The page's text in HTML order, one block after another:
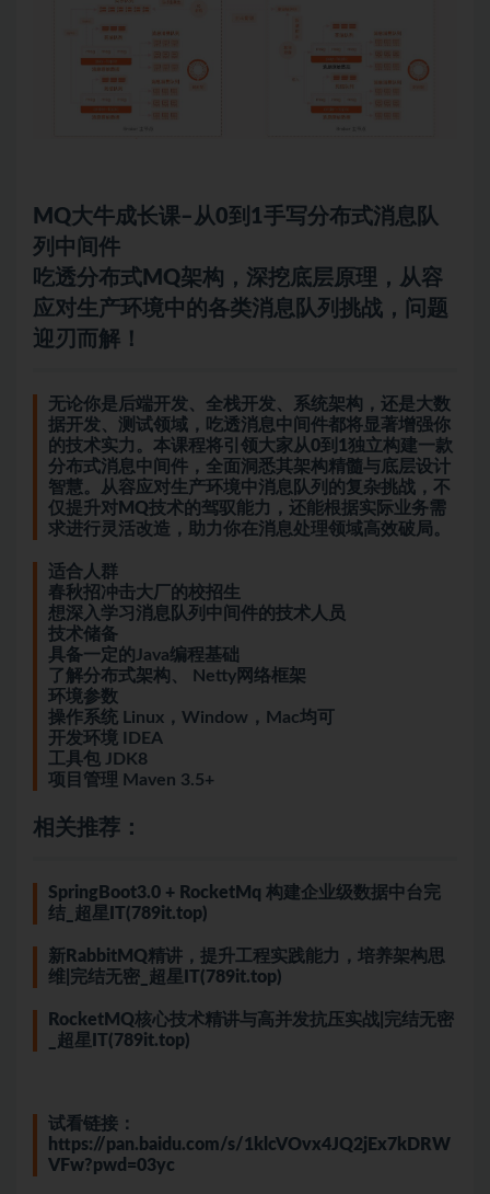
MQ大牛成长课–从0到1手写分布式消息队
列中间件
吃透分布式MQ架构，深挖底层原理，从容
应对生产环境中的各类消息队列挑战，问题
迎刃而解！
无论你是后端开发、全栈开发、系统架构，还是大数
据开发、测试领域，吃透消息中间件都将显著增强你
的技术实力。本课程将引领大家从0到1独立构建一款
分布式消息中间件，全面洞悉其架构精髓与底层设计
智慧。从容应对生产环境中消息队列的复杂挑战，不
仅提升对MQ技术的驾驭能力，还能根据实际业务需
求进行灵活改造，助力你在消息处理领域高效破局。
适合人群
春秋招冲击大厂的校招生
想深入学习消息队列中间件的技术人员
技术储备
具备一定的Java编程基础
了解分布式架构、 Netty网络框架
环境参数
操作系统 Linux，Window，Mac均可
开发环境 IDEA
工具包 JDK8
项目管理 Maven 3.5+
相关推荐：
SpringBoot3.0 + RocketMq 构建企业级数据中台完
结_超星IT(789it.top)
新RabbitMQ精讲，提升工程实践能力，培养架构思
维|完结无密_超星IT(789it.top)
RocketMQ核心技术精讲与高并发抗压实战|完结无密
_超星IT(789it.top)
试看链接：
https://pan.baidu.com/s/1klcVOvx4JQ2jEx7kDRW
VFw?pwd=03yc